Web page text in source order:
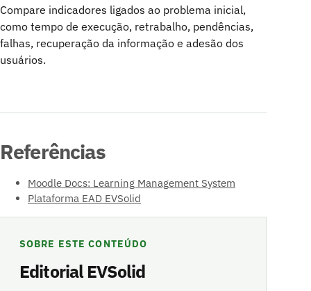
Compare indicadores ligados ao problema inicial,
como tempo de execução, retrabalho, pendências,
falhas, recuperação da informação e adesão dos
usuários.
Referências
Moodle Docs: Learning Management System
Plataforma EAD EVSolid
SOBRE ESTE CONTEÚDO
Editorial EVSolid